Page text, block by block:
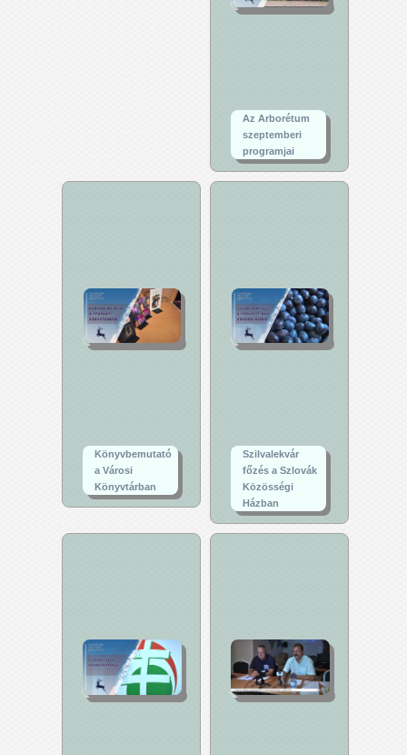
Az Arborétum
szeptemberi
programjai
Könyvbemutató
a Városi
Könyvtárban
Szilvalekvár
főzés a Szlovák
Közösségi
Házban